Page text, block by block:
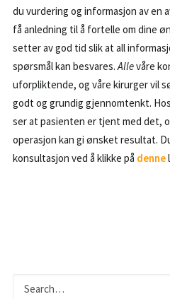
du vurdering og informasjon av en
få anledning til å fortelle om dine
setter av god tid slik at all
spørsmål kan besvares. Allevåre
uforpliktende, og våre kirurger vil
godt og grundig gjennomtenkt.
ser at pasienten er tjent med det,
operasjon kan gi ønsket resultat.
konsultasjon ved å klikke på denne